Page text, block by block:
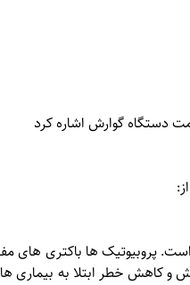
دستگاه گوارش اشاره کرد
پروبیوتیک ها باکتری های
و کاهش خطر ابتلا به بیماری